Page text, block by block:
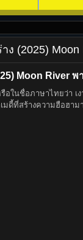
ง (2025)
Moon River พ
รือในชื่อภาษาไทยว่า
ดี้ที่สร้างความฮือฮาม